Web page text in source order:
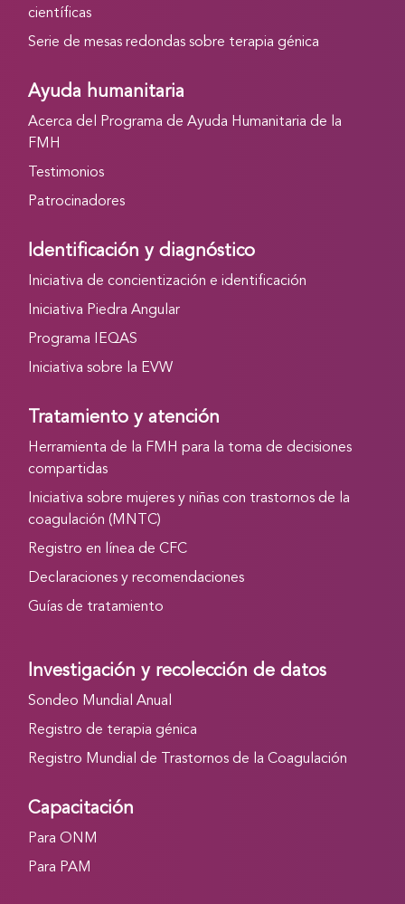
científicas
Serie de mesas redondas sobre terapia génica
Ayuda humanitaria
Acerca del Programa de Ayuda Humanitaria de la
FMH
Testimonios
Patrocinadores
Identificación y diagnóstico
Iniciativa de concientización e identificación
Iniciativa Piedra Angular
Programa IEQAS
Iniciativa sobre la EVW
Tratamiento y atención
Herramienta de la FMH para la toma de decisiones
compartidas
Iniciativa sobre mujeres y niñas con trastornos de la
coagulación (MNTC)
Registro en línea de CFC
Declaraciones y recomendaciones
Guías de tratamiento
Investigación y recolección de datos
Sondeo Mundial Anual
Registro de terapia génica
Registro Mundial de Trastornos de la Coagulación
Capacitación
Para ONM
Para PAM